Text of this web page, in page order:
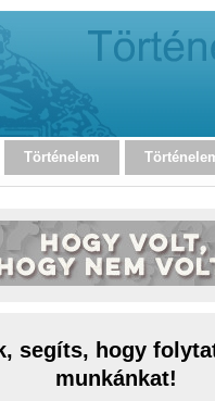
Történelem
segíts, hogy
munkánkat!